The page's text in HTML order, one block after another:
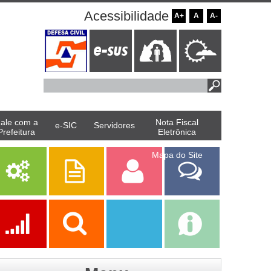
Acessibilidade A+ A A-
com a
e-SIC Servidores
Nota Fiscal
Eletrônica
Mapa do Site
Serviços Publicações Servidor
Fale Com a
Prefeitura